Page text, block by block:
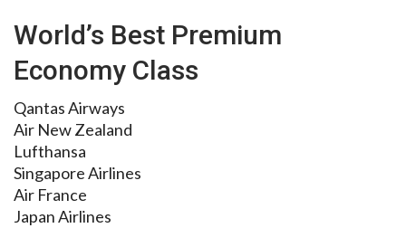
World’s Best Premium
Economy Class
Qantas Airways
Air New Zealand
Lufthansa
Singapore Airlines
Air France
Japan Airlines